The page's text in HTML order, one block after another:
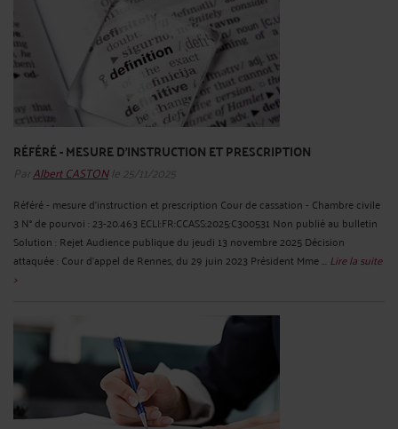
RÉFÉRÉ - MESURE D'INSTRUCTION ET PRESCRIPTION
ParAlbert CASTONle 25/11/2025
Référé - mesure d'instruction et prescription Cour de cassation - Chambre civile
3 N° de pourvoi : 23-20.463 ECLI:FR:CCASS:2025:C300531 Non publié au bulletin
Solution : Rejet Audience publique du jeudi 13 novembre 2025 Décision
attaquée : Cour d'appel de Rennes, du 29 juin 2023 Président Mme ... Lire la suite
>